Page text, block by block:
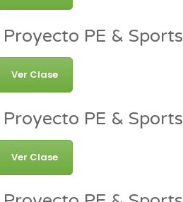
Proyecto PE & Sports
Ver Clase
Proyecto PE & Sports
Ver Clase